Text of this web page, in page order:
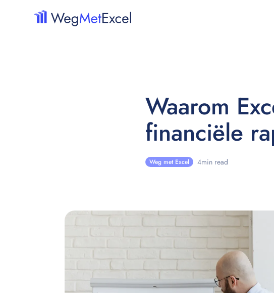
Waarom
financiële
Weg met Excel 4min read